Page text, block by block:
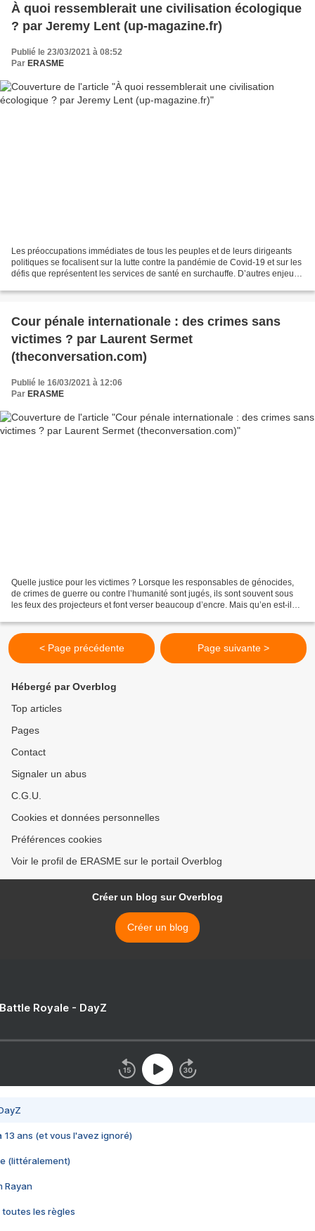
À quoi ressemblerait une civilisation écologique
? par Jeremy Lent (up-magazine.fr)
Publié le 23/03/2021 à 08:52
Par ERASME
Les préoccupations immédiates de tous les peuples et de leurs dirigeants
politiques se focalisent sur la lutte contre la pandémie de Covid-19 et sur les
défis que représentent les services de santé en surchauffe. D’autres enjeux
Cour pénale internationale : des crimes sans
victimes ? par Laurent Sermet
(theconversation.com)
Publié le 16/03/2021 à 12:06
Par ERASME
Quelle justice pour les victimes ? Lorsque les responsables de génocides,
de crimes de guerre ou contre l’humanité sont jugés, ils sont souvent sous
les feux des projecteurs et font verser beaucoup d’encre. Mais qu’en est-il
< Page précédente Page suivante >
Hébergé par Overblog
Top articles
Pages
Contact
Signaler un abus
C.G.U.
Cookies et données personnelles
Préférences cookies
Voir le profil de ERASME sur le portail Overblog
Créer un blog sur Overblog
Créer un blog
Royale - DayZ
13 ans (et vous l'avez ignoré)
(littéralement)
Rayan
toutes les règles